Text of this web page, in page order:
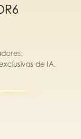
de IA.